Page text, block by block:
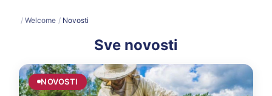
/ Welcome / Novosti
Sve novosti
NOVOSTI